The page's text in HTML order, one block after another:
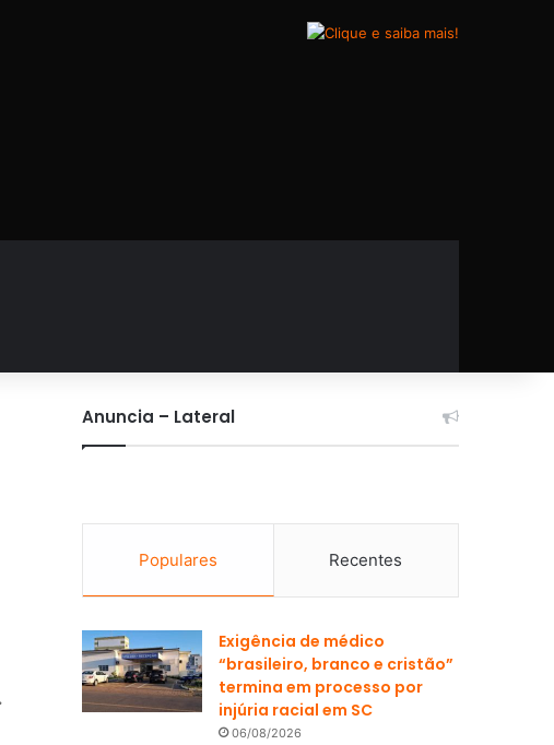
Anuncia – Lateral
Populares Recentes
Exigência de médico
“brasileiro, branco e cristão”
termina em processo por
injúria racial em SC
06/08/2026